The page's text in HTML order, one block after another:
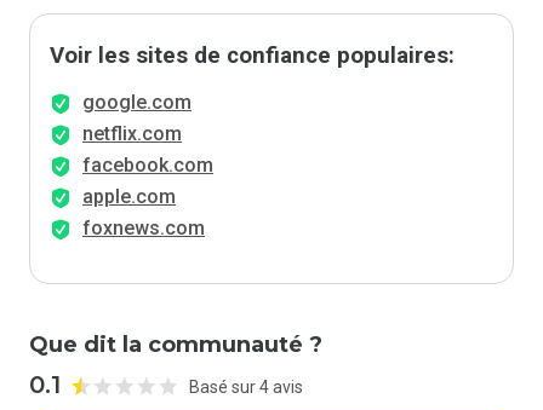
Voir les sites de confiance populaires:
google.com
netflix.com
facebook.com
apple.com
foxnews.com
Que dit la communauté ?
0.1 Basé sur 4 avis